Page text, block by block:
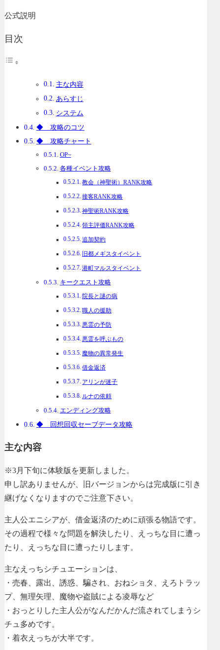
公式説明
目次
主な内容
あらすじ
システム
◆ 攻略のコツ
◆ 攻略チャート
OP~
各種イベント攻略
教会（神聖術）RANK攻略
接客RANK攻略
神聖術RANK攻略
領主評価RANK攻略
追加契約
旧都メギスタイベント
港町マルスタイベント
キークエスト攻略
院長と謎の病
職人の援助
悪霊の予防
悪霊を呼ぶもの
魔物の異常発生
借金返済
アリンが迷子
ルナの依頼
エンディング攻略
◆ 回想回収セーブデータ攻略
主な内容
※3月下旬に体験版を更新しました。
申し訳ありませんが、旧バージョンからは完成版に引き
継げなくなりますのでご注意下さい。
主人公エニシアが、借金返済のために頑張る物語です。
その過程で様々な問題を解決したり、えっちな目に遭っ
たり、えっちな目に遭ったりします。
主なえっちシチュエーションは、
・売春、露出、誘惑、騙され、おねショタ、えろトラッ
プ、無理矢理、魔物や盗賊による凌辱など
・おっとりした主人公がなんだかんだ流されてしまうシ
チュ多めです。
・着衣えっちが大半です。